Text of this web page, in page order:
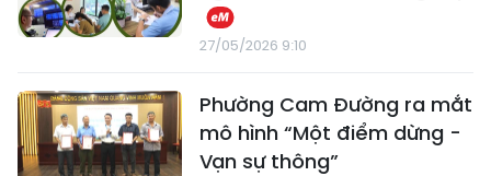
27/05/2026 9:10
Phường Cam Đường ra mắt
mô hình “Một điểm dừng -
Vạn sự thông”